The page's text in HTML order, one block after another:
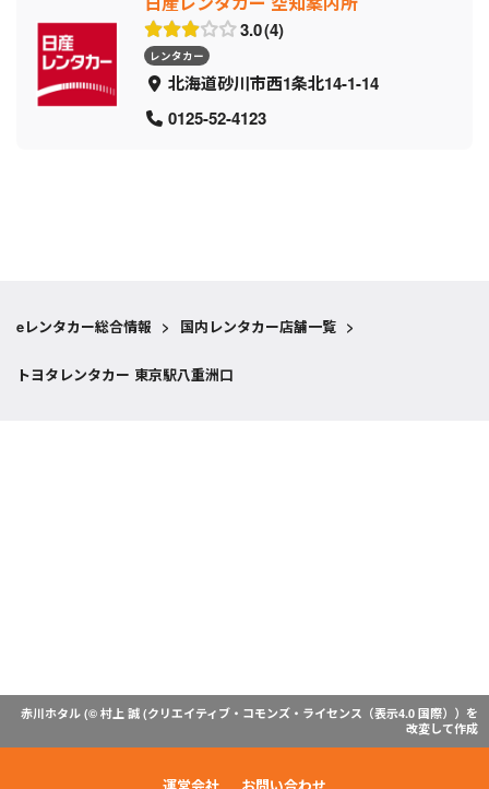
3.0 4
レンタカー
北海道砂川市西1条北14-1-14
0125-52-4123
eレンタカー総合情報 > 国内レンタカー店舗一覧 >
トヨタレンタカー 東京駅八重洲口
赤川ホタル (© 村上 誠 (クリエイティブ・コモンズ・ライセンス（表示4.0 国際） ）を
改変して作成